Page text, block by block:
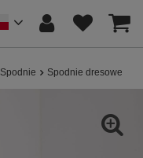
Spodnie Spodnie dresowe